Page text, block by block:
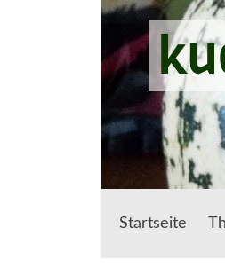
Zum Hauptinhalt springen
Startseite